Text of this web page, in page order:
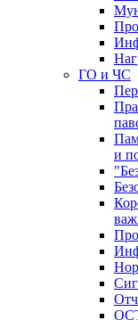
ГО и ЧС
и